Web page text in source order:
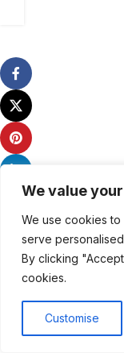
We value
We use cookies
serve
By clicking
cookies.
Customise
Χρήσιμα
Κατηγορίες
0